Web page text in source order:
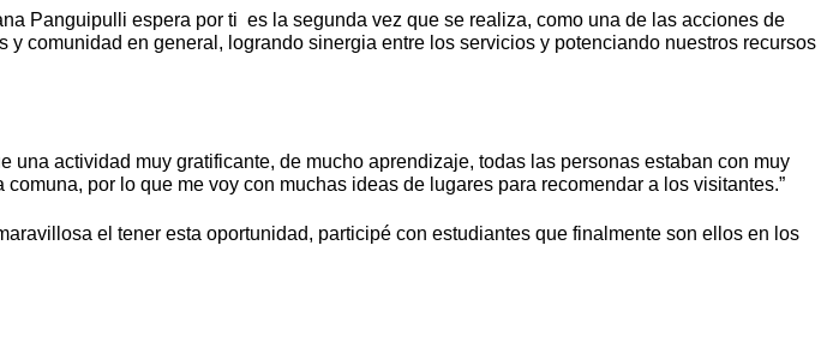
Panguipulli espera por ti es la segunda vez que se realiza, como una de las acciones de
comunidad en general, logrando sinergia entre los servicios y potenciando nuestros recursos
actividad muy gratificante, de mucho aprendizaje, todas las personas estaban con muy
por lo que me voy con muchas ideas de lugares para recomendar a los visitantes.”
el tener esta oportunidad, participé con estudiantes que finalmente son ellos en los